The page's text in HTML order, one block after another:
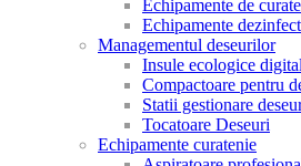
Echipamente de
Echipamente
Managementul deseurilor
Insule ecologice
Compactoare pentru
Statii gestionare
Tocatoare Deseuri
Echipamente curatenie